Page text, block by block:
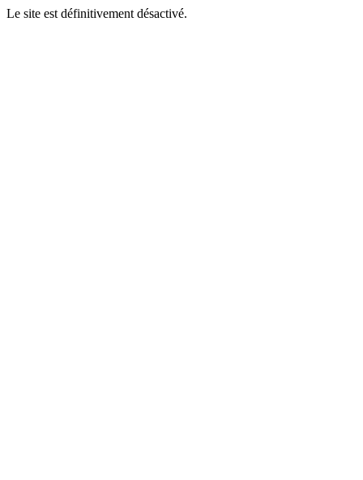
Le site est définitivement désactivé.